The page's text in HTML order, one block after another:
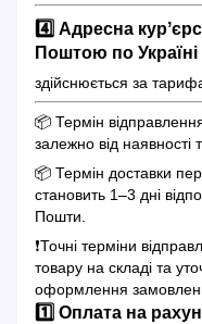
4️⃣ Адресна
Поштою по Україні
здійснюється за
📦 Термін
залежно від наявності
📦 Термін доставки
становить 1–3 дні
Пошти.
❗️Точні терміни
товару на складі та
оформлення
1️⃣ Оплата на